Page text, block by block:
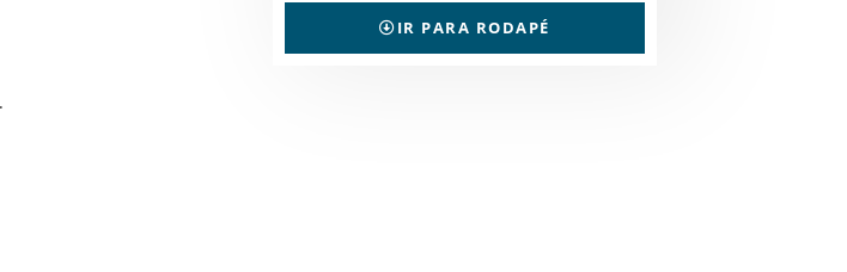
IR PARA RODAPÉ